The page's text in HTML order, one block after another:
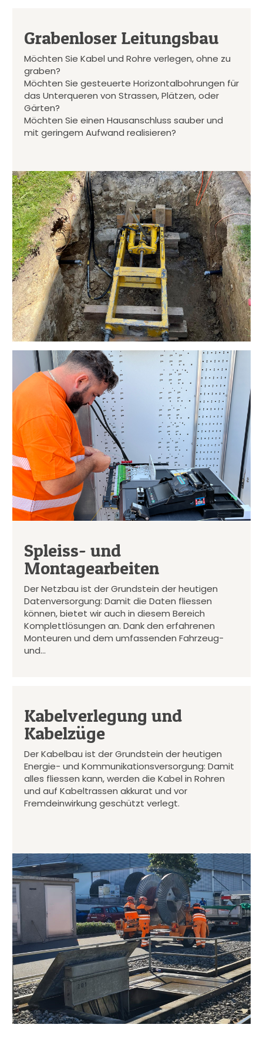
Grabenloser Leitungsbau
Möchten Sie Kabel und Rohre verlegen, ohne zu
graben?
Möchten Sie gesteuerte Horizontalbohrungen für
das Unterqueren von Strassen, Plätzen, oder
Gärten?
Möchten Sie einen Hausanschluss sauber und
mit geringem Aufwand realisieren?
Spleiss- und
Montagearbeiten
Der Netzbau ist der Grundstein der heutigen
Datenversorgung: Damit die Daten fliessen
können, bietet wir auch in diesem Bereich
Komplettlösungen an. Dank den erfahrenen
Monteuren und dem umfassenden Fahrzeug-
und…
Kabelverlegung und
Kabelzüge
Der Kabelbau ist der Grundstein der heutigen
Energie- und Kommunikationsversorgung: Damit
alles fliessen kann, werden die Kabel in Rohren
und auf Kabeltrassen akkurat und vor
Fremdeinwirkung geschützt verlegt.